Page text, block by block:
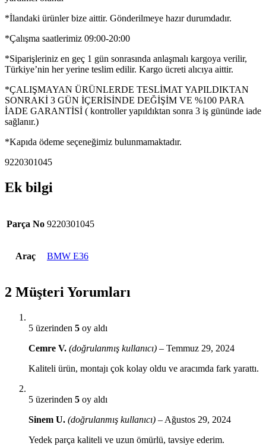
*İlandaki ürünler bize aittir. Gönderilmeye hazır durumdadır.
*Çalışma saatlerimiz 09:00-20:00
*Siparişleriniz en geç 1 gün sonrasında anlaşmalı kargoya verilir,
Türkiye’nin her yerine teslim edilir. Kargo ücreti alıcıya aittir.
*ÇALIŞMAYAN ÜRÜNLERDE TESLİMAT YAPILDIKTAN
SONRAKİ 3 GÜN İÇERİSİNDE DEĞİŞİM VE %100 PARA
İADE GARANTİSİ ( kontroller yapıldıktan sonra 3 iş gününde iade
sağlanır.)
*Kapıda ödeme seçeneğimiz bulunmamaktadır.
9220301045
Ek bilgi
Parça No 9220301045
Araç BMW E36
2 Müşteri Yorumları
5 üzerinden 5 oy aldı
Cemre V. (doğrulanmış kullanıcı) – Temmuz 29, 2024
Kaliteli ürün, montajı çok kolay oldu ve aracımda fark yarattı.
5 üzerinden 5 oy aldı
Sinem U. (doğrulanmış kullanıcı) – Ağustos 29, 2024
Yedek parça kaliteli ve uzun ömürlü, tavsiye ederim.